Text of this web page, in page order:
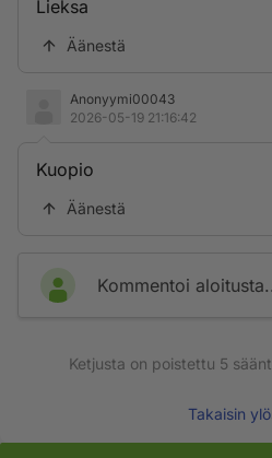
Lieksa
Äänestä
Anonyymi00043
2026-05-19 21:16:42
Kuopio
Äänestä
Kommentoi
Ketjusta on poistettu 5
Takaisin